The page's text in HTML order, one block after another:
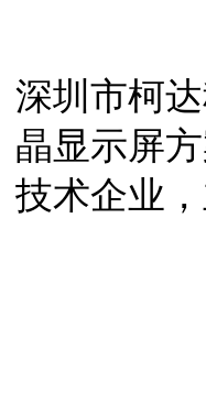
深圳市柯
晶显示屏
技术企业